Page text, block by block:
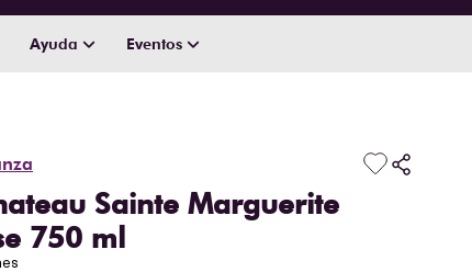
Ayuda Eventos
Sainte Marguerite
750 ml